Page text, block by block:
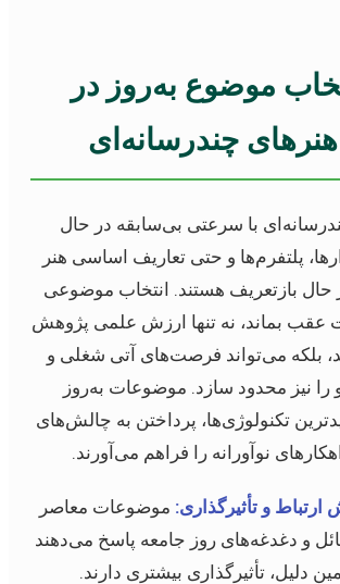
موضوع به‌روز در
هنرهای چندرسانه‌ای
با سرعتی بی‌سابقه در حال
پلتفرم‌ها و حتی تعاریف اساسی هنر
حال بازتعریف هستند. انتخاب موضوعی
عقب بماند، نه تنها ارزش علمی پژوهش
بلکه می‌تواند فرصت‌های آتی شغلی و
را نیز محدود سازد. موضوعات به‌روز
تکنولوژی‌ها، پرداختن به چالش‌های
نوآورانه را فراهم می‌آورند.
ارتباط و تأثیرگذاری: موضوعات معاصر
و دغدغه‌های روز جامعه پاسخ می‌دهند
دلیل، تأثیرگذاری بیشتری دارند.